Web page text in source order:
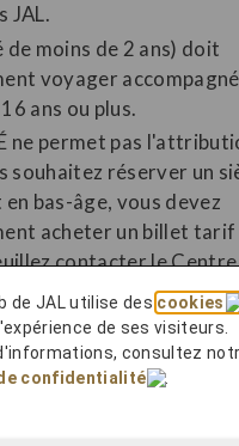
JAL.
de moins de 2 ans) doit
voyager
ans ou plus.
ne permet pas
souhaitez réserver un
bas-âge, vous devez
acheter un billet tarif
contacter le
JAL.
de Réservations JAL
de JAL utilise descookies
de ses visiteurs.
consultez
confidentialité
.